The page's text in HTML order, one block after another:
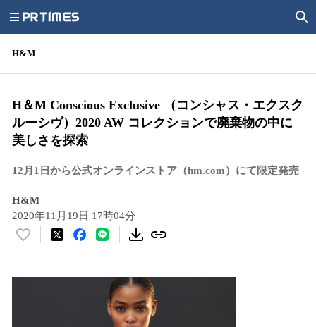
H&M
H＆M Conscious Exclusive （コンシャス・エクスク
ルーシヴ）2020 AW コレクションで廃棄物の中に
美しさを探索
12月1日から公式オンラインストア（hm.com）にて限定発売
H&M
2020年11月19日 17時04分
い